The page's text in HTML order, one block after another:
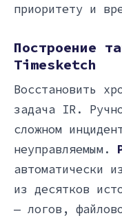
приоритету и
Построение
Timesketch
Восстановить
задача IR.
сложном
неуправляемым.
автоматически
из десятков
— логов,